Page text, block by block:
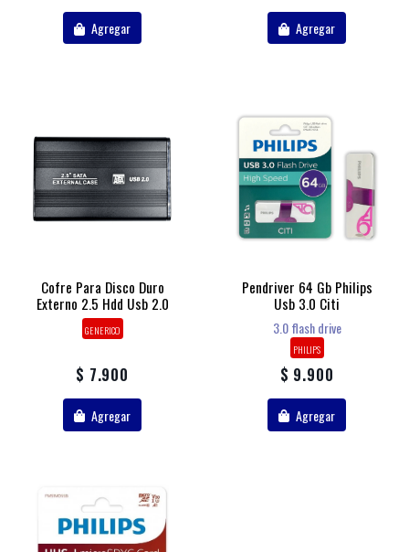
Agregar Agregar
Cofre Para Disco Duro
Externo 2.5 Hdd Usb 2.0
GENERICO
$ 7.900
Agregar
Pendriver 64 Gb Philips
Usb 3.0 Citi
3.0 flash drive
PHILIPS
$ 9.900
Agregar